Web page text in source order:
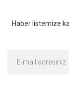
Haber listemize